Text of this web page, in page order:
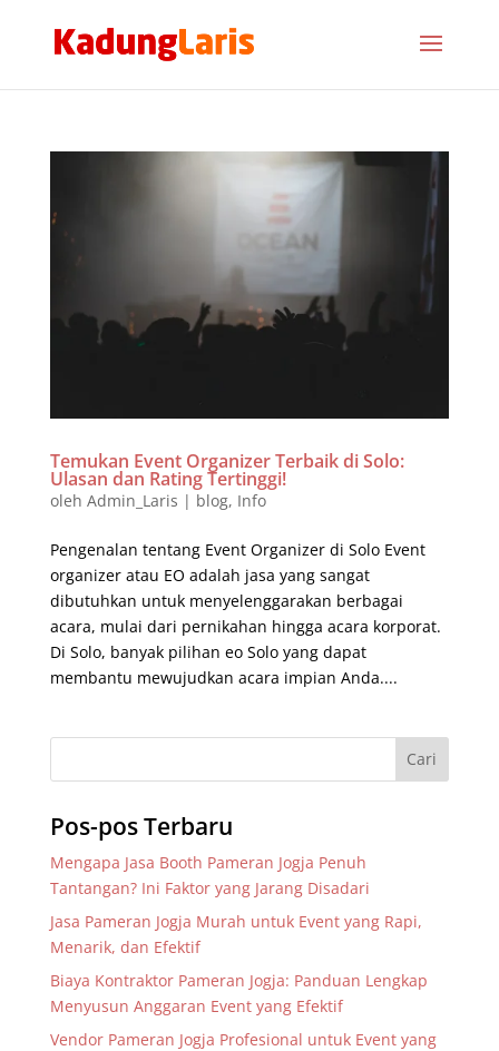
Temukan Event Organizer Terbaik di Solo:
Ulasan dan Rating Tertinggi!
oleh Admin_Laris | blog, Info
Pengenalan tentang Event Organizer di Solo Event
organizer atau EO adalah jasa yang sangat
dibutuhkan untuk menyelenggarakan berbagai
acara, mulai dari pernikahan hingga acara korporat.
Di Solo, banyak pilihan eo Solo yang dapat
membantu mewujudkan acara impian Anda....
Pos-pos Terbaru
Mengapa Jasa Booth Pameran Jogja Penuh
Tantangan? Ini Faktor yang Jarang Disadari
Jasa Pameran Jogja Murah untuk Event yang Rapi,
Menarik, dan Efektif
Biaya Kontraktor Pameran Jogja: Panduan Lengkap
Menyusun Anggaran Event yang Efektif
Vendor Pameran Jogja Profesional untuk Event yang